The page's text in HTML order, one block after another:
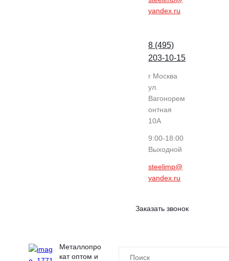
yandex.ru
8 (495)
203-10-15
г Москва
ул.
Вагонорем
онтная
10А
9:00-18:00
Выходной
steelimp@
yandex.ru
Заказать звонок
Металлопро
кат оптом и